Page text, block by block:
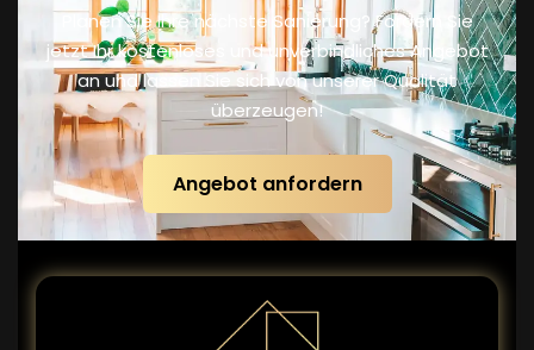
Planen Sie Ihre nächste Sanierung? Fordern Sie
jetzt Ihr kostenloses und unverbindliches Angebot
an und lassen Sie sich von unserer Qualität
überzeugen!
Angebot anfordern